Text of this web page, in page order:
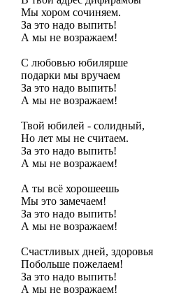
Мы хором сочиняем.
За это надо выпить!
А мы не возражаем!
С любовью юбилярше
подарки мы вручаем
За это надо выпить!
А мы не возражаем!
Твой юбилей - солидный,
Но лет мы не считаем.
За это надо выпить!
А мы не возражаем!
А ты всё хорошеешь
Мы это замечаем!
За это надо выпить!
А мы не возражаем!
Счастливых дней, здоровья
Побольше пожелаем!
За это надо выпить!
А мы не возражаем!